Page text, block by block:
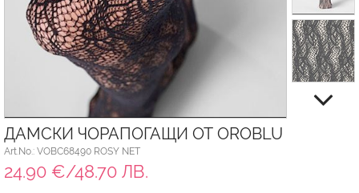
ДАМСКИ ЧОРАПОГАЩИ ОТ OROBLU
Art.No.: VOBC68490 ROSY NET
24.90 €/48.70 ЛВ.